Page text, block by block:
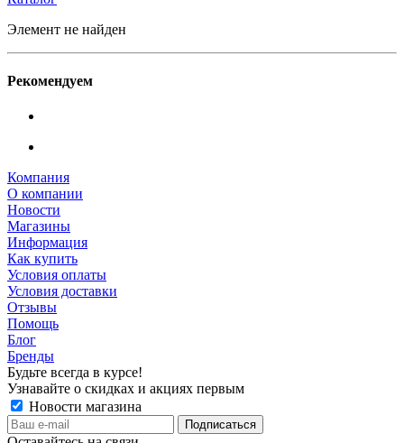
Элемент не найден
Рекомендуем
Компания
О компании
Новости
Магазины
Информация
Как купить
Условия оплаты
Условия доставки
Отзывы
Помощь
Блог
Бренды
Будьте всегда в курсе!
Узнавайте о скидках и акциях первым
Новости магазина